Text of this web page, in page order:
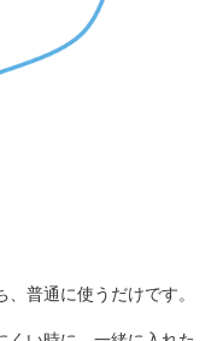
普通に使うだけです。